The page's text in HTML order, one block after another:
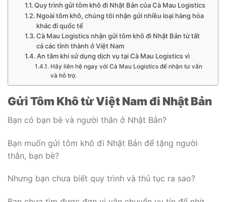
Quy trình gửi tôm khô đi Nhật Bản của Cà Mau Logistics
Ngoài tôm khô, chúng tôi nhận gửi nhiều loại hàng hóa
khác đi quốc tế
Cà Mau Logistics nhận gửi tôm khô đi Nhật Bản từ tất
cả các tỉnh thành ở Việt Nam
An tâm khi sử dụng dịch vụ tại Cà Mau Logistics vì
Hãy liên hệ ngay với Cà Mau Logistics để nhận tư vấn
và hỗ trợ.
Gửi Tôm Khô từ Việt Nam đi Nhật Bản
Bạn có bạn bè và người thân ở Nhật Bản?
Bạn muốn gửi tôm khô đi Nhật Bản để tặng người
thân, bạn bè?
Nhưng bạn chưa biết quy trình và thủ tục ra sao?